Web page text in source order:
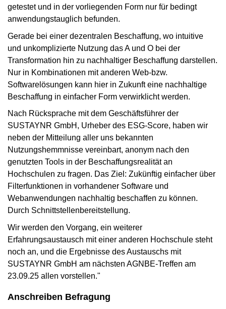
getestet und in der vorliegenden Form nur für bedingt
anwendungstauglich befunden.
Gerade bei einer dezentralen Beschaffung, wo intuitive
und unkomplizierte Nutzung das A und O bei der
Transformation hin zu nachhaltiger Beschaffung darstellen.
Nur in Kombinationen mit anderen Web-bzw.
Softwarelösungen kann hier in Zukunft eine nachhaltige
Beschaffung in einfacher Form verwirklicht werden.
Nach Rücksprache mit dem Geschäftsführer der
SUSTAYNR GmbH, Urheber des ESG-Score, haben wir
neben der Mitteilung aller uns bekannten
Nutzungshemmnisse vereinbart, anonym nach den
genutzten Tools in der Beschaffungsrealität an
Hochschulen zu fragen. Das Ziel: Zukünftig einfacher über
Filterfunktionen in vorhandener Software und
Webanwendungen nachhaltig beschaffen zu können.
Durch Schnittstellenbereitstellung.
Wir werden den Vorgang, ein weiterer
Erfahrungsaustausch mit einer anderen Hochschule steht
noch an, und die Ergebnisse des Austauschs mit
SUSTAYNR GmbH am nächsten AGNBE-Treffen am
23.09.25 allen vorstellen."
Anschreiben Befragung